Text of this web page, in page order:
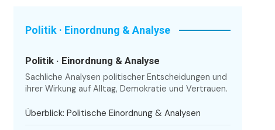
Politik · Einordnung & Analyse
Politik · Einordnung & Analyse
Sachliche Analysen politischer Entscheidungen und
ihrer Wirkung auf Alltag, Demokratie und Vertrauen.
Überblick: Politische Einordnung & Analysen